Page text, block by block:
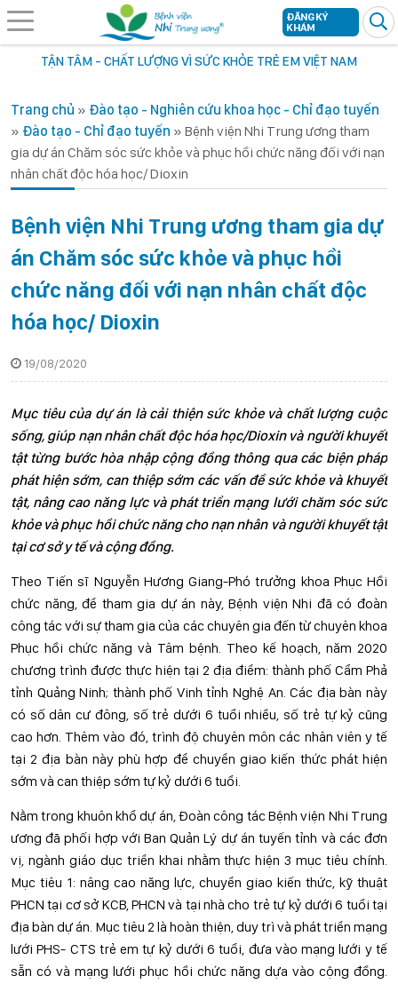
TẬN TÂM - CHẤT LƯỢNG VÌ SỨC KHỎE TRẺ EM VIỆT NAM
ĐĂNG KÝ
KHÁM
Trang chủ » Đào tạo - Nghiên cứu khoa học - Chỉ đạo tuyến
» Đào tạo - Chỉ đạo tuyến » Bệnh viện Nhi Trung ương tham
gia dự án Chăm sóc sức khỏe và phục hồi chức năng đối với nạn
nhân chất độc hóa học/ Dioxin
Bệnh viện Nhi Trung ương tham gia dự
án Chăm sóc sức khỏe và phục hồi
chức năng đối với nạn nhân chất độc
hóa học/ Dioxin
19/08/2020
Mục tiêu của dự án là cải thiện sức khỏe và chất lượng cuộc
sống, giúp nạn nhân chất độc hóa học/Dioxin và người khuyết
tật từng bước hòa nhập cộng đồng thông qua các biện pháp
phát hiện sớm, can thiệp sớm các vấn đề sức khỏe và khuyết
tật, nâng cao năng lực và phát triển mạng lưới chăm sóc sức
khỏe và phục hồi chức năng cho nạn nhân và người khuyết tật
tại cơ sở y tế và cộng đồng.
Theo Tiến sĩ Nguyễn Hương Giang-Phó trưởng khoa Phục Hồi
chức năng, để tham gia dự án này, Bệnh viện Nhi đã có đoàn
công tác với sự tham gia của các chuyên gia đến từ chuyên khoa
Phục hồi chức năng và Tâm bệnh. Theo kế hoạch, năm 2020
chương trình được thực hiện tại 2 địa điểm: thành phố Cẩm Phả
tỉnh Quảng Ninh; thành phố Vinh tỉnh Nghệ An. Các địa bàn này
có số dân cư đông, số trẻ dưới 6 tuổi nhiều, số trẻ tự kỷ cũng
cao hơn. Thêm vào đó, trình độ chuyên môn các nhân viên y tế
tại 2 địa bàn này phù hợp để chuyển giao kiến thức phát hiện
sớm và can thiệp sớm tự kỷ dưới 6 tuổi.
Nằm trong khuôn khổ dự án, Đoàn công tác Bệnh viện Nhi Trung
ương đã phối hợp với Ban Quản Lý dự án tuyến tỉnh và các đơn
vị, ngành giáo dục triển khai nhằm thực hiện 3 mục tiêu chính.
Mục tiêu 1: nâng cao năng lực, chuyển giao kiến thức, kỹ thuật
PHCN tại cơ sở KCB, PHCN và tại nhà cho trẻ tự kỷ dưới 6 tuổi tại
địa bàn dự án. Mục tiêu 2 là hoàn thiện, duy trì và phát triển mạng
lưới PHS- CTS trẻ em tự kỷ dưới 6 tuổi, đưa vào mạng lưới y tế
sẵn có và mạng lưới phục hồi chức năng dựa vào cộng đồng.